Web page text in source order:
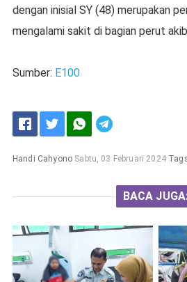
dengan inisial SY (48) merupakan
mengalami sakit di bagian perut
Sumber: E100
Handi Cahyono Sabtu, 03 Februari 2024
BACA